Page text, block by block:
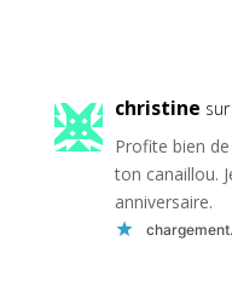
christine
Profite bien
ton canaillou.
anniversaire.